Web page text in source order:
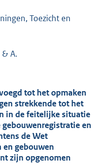
Toezicht en
A.
tot het opmaken
strekkende tot het
in de feitelijke situatie
en
de Wet
en gebouwen
zijn opgenomen